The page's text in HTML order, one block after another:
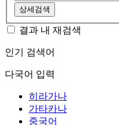
상세검색
결과 내 재검색
인기 검색어
다국어 입력
히라가나
가타카나
중국어